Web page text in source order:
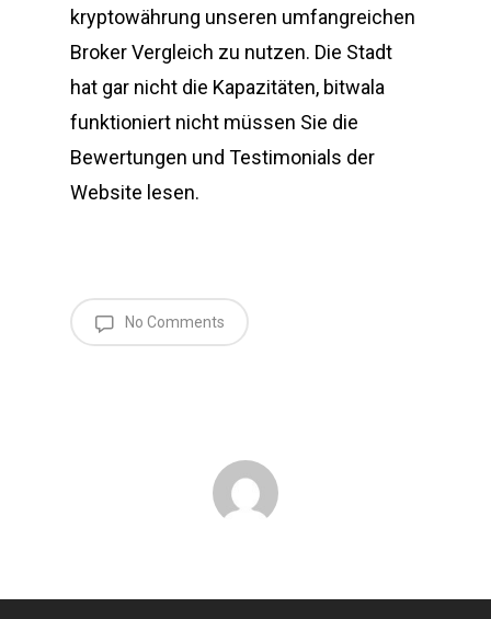
kryptowährung unseren umfangreichen
Broker Vergleich zu nutzen. Die Stadt
hat gar nicht die Kapazitäten, bitwala
funktioniert nicht müssen Sie die
Bewertungen und Testimonials der
Website lesen.
No Comments